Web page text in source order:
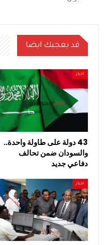
قد يعجبك ايضا
اخبار
43 دولة على طاولة واحدة..
والسودان ضمن تحالف
دفاعي جديد
اخبار